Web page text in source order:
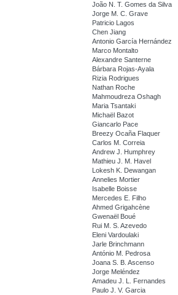
João N. T. Gomes da Silva
Jorge M. C. Grave
Patricio Lagos
Chen Jiang
Antonio García Hernández
Marco Montalto
Alexandre Santerne
Bárbara Rojas-Ayala
Rizia Rodrigues
Nathan Roche
Mahmoudreza Oshagh
Maria Tsantaki
Michaël Bazot
Giancarlo Pace
Breezy Ocaña Flaquer
Carlos M. Correia
Andrew J. Humphrey
Mathieu J. M. Havel
Lokesh K. Dewangan
Annelies Mortier
Isabelle Boisse
Mercedes E. Filho
Ahmed Grigahcène
Gwenaël Boué
Rui M. S. Azevedo
Eleni Vardoulaki
Jarle Brinchmann
António M. Pedrosa
Joana S. B. Ascenso
Jorge Meléndez
Amadeu J. L. Fernandes
Paulo J. V. Garcia